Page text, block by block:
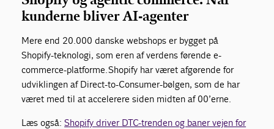
kunderne bliver AI-agenter
Mere end 20.000 danske webshops er bygget på
Shopify-teknologi, som eren af verdens førende e-
commerce-platforme.Shopify har været afgørende for
udviklingen af Direct-to-Consumer-bølgen, som de har
været med til at accelerere siden midten af 00’erne.
Læs også:Shopify driver DTC-trenden og baner vejen for